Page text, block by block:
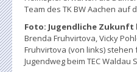
Team des TK BW Aachen auf
Foto: Jugendliche Zukunft
Brenda Fruhvirtova, Vicky
Fruhvirtova (von links)
Jugendweg beim TEC Waldau